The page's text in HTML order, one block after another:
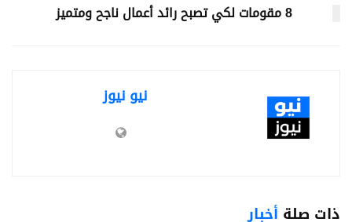
8 مقومات لكي تصبح رائد أعمال ناجح ومتميز
نيو نيوز
ذات صلة أخبار